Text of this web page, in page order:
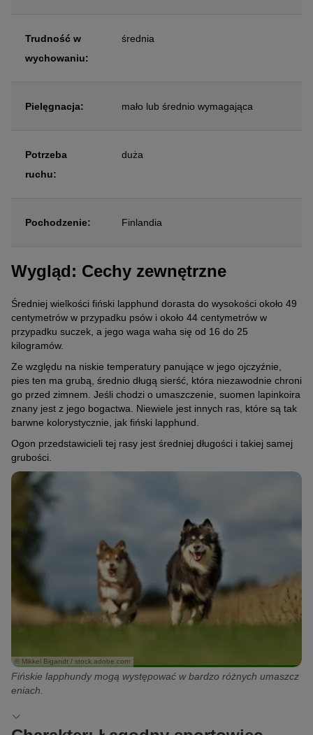
Trudność w
wychowaniu:
średnia
Pielęgnacja: mało lub średnio wymagająca
Potrzeba
ruchu:
duża
Pochodzenie: Finlandia
Wygląd: Cechy zewnętrzne
Średniej wielkości fiński lapphund dorasta do wysokości około 49
centymetrów w przypadku psów i około 44 centymetrów w
przypadku suczek, a jego waga waha się od 16 do 25
kilogramów.
Ze względu na niskie temperatury panujące w jego ojczyźnie,
pies ten ma grubą, średnio długą sierść, która niezawodnie chroni
go przed zimnem. Jeśli chodzi o umaszczenie, suomen lapinkoira
znany jest z jego bogactwa. Niewiele jest innych ras, które są tak
barwne kolorystycznie, jak fiński lapphund.
Ogon przedstawicieli tej rasy jest średniej długości i takiej samej
grubości.
© Mikkel Bigandt / stock.adobe.com
Fińskie lapphundy mogą występować w bardzo różnych umaszcz
eniach.